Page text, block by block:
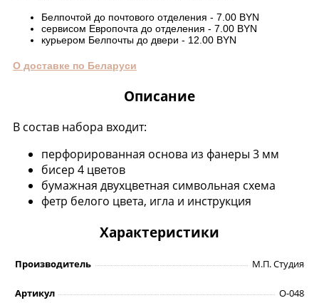
Белпочтой до почтового отделения - 7.00 BYN
сервисом Европочта до отделения - 7.00 BYN
курьером Белпочты до двери - 12.00 BYN
О доставке по Беларуси
Описание
В состав набора входит:
перфорированная основа из фанеры 3 мм
бисер 4 цветов
бумажная двухцветная символьная схема
фетр белого цвета, игла и инструкция
Характеристики
Производитель М.П. Студия
Артикул О-048